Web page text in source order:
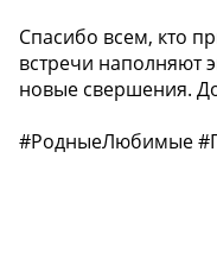
Спасибо всем, кто
встречи наполняют
новые свершения.
#РодныеЛюбимые